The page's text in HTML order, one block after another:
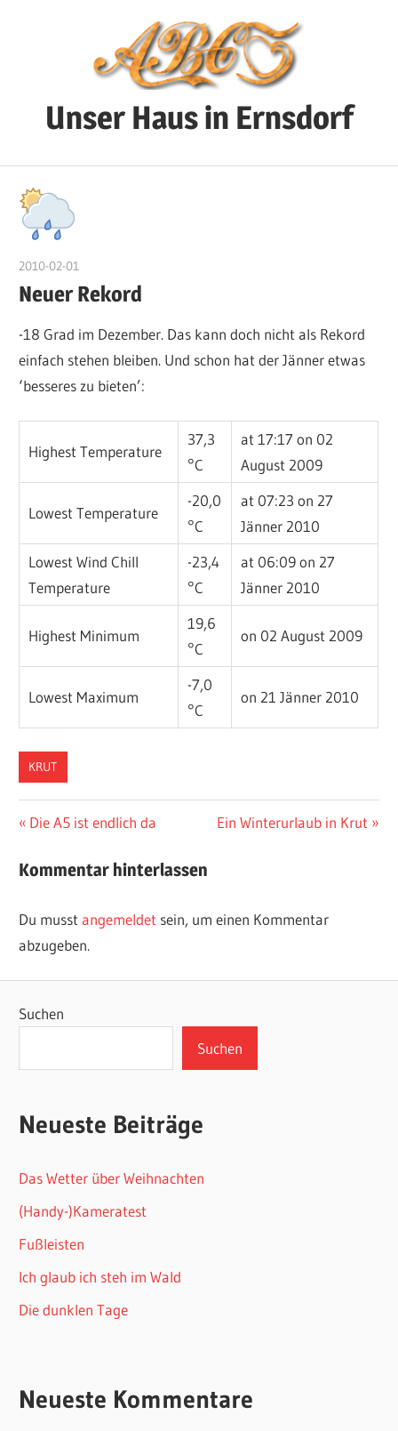
Unser Haus in Ernsdorf
sich
rund
um
unser
so
abspielt
2010-02-01
Neuer Rekord
-18 Grad im Dezember. Das kann doch nicht als Rekord
einfach stehen bleiben. Und schon hat der Jänner etwas
‘besseres zu bieten’:
Highest Temperature
37,3
°C
at 17:17 on 02
August 2009
Lowest Temperature
-20,0
°C
at 07:23 on 27
Jänner 2010
Lowest Wind Chill
Temperature
-23,4
°C
at 06:09 on 27
Jänner 2010
Highest Minimum
19,6
°C
on 02 August 2009
Lowest Maximum
-7,0
°C
on 21 Jänner 2010
KRUT
Beitragsnavigation
Vorheriger
Die A5 ist endlich da
Nächster
Ein Winterurlaub in Krut
Kommentar hinterlassen
Du musstangemeldet sein, um einen Kommentar
abzugeben.
Suchen
Suchen
Neueste Beiträge
Das Wetter über Weihnachten
(Handy-)Kameratest
Fußleisten
Ich glaub ich steh im Wald
Die dunklen Tage
Neueste Kommentare